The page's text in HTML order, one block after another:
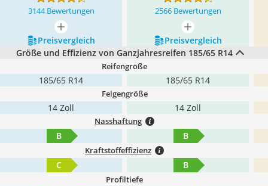
3144 Bewertungen 2566 Bewertungen
mehr anzeigen
mehr anzeigen
Preis­vergleich
Preis­vergleich
Größe und Effizienz von Ganzjahresreifen 185/65 R14
Reifengröße
185/65 R14 185/65 R14
Felgengröße
14 Zoll 14 Zoll
Nasshaftung
B B
Kraftstoffeffizienz
C B
Profiltiefe